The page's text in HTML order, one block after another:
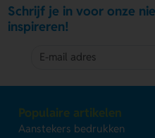
Schrijf je in voor onze
inspireren!
Populaire artikelen
Aanstekers bedrukken